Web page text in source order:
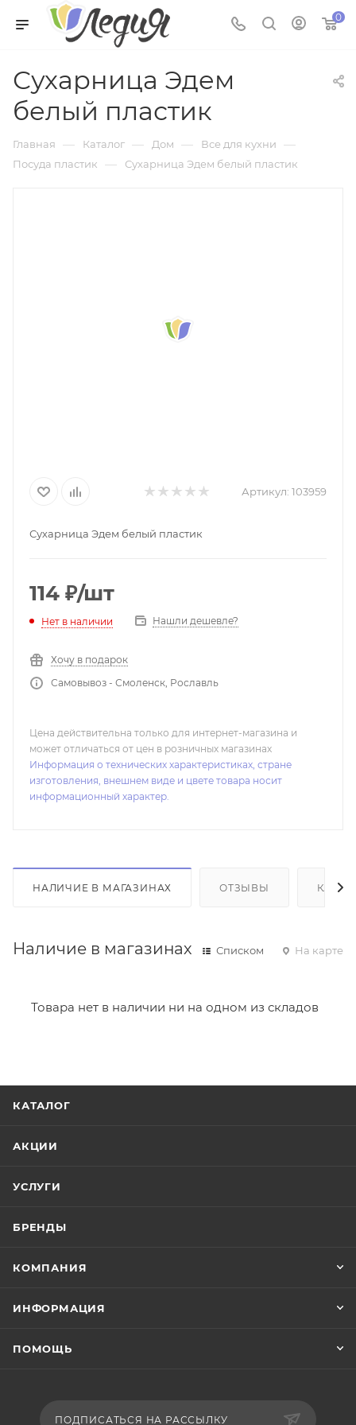
0
Сухарница Эдем
белый пластик
Главная — Каталог — Дом — Все для кухни —
Посуда пластик — Сухарница Эдем белый пластик
Артикул: 103959
Сухарница Эдем белый пластик
114 ₽/шт
Нет в наличии Нашли дешевле?
Хочу в подарок
Самовывоз - Смоленск, Рославль
Цена действительна только для интернет-магазина и
может отличаться от цен в розничных магазинах
Информация о технических характеристиках, стране
изготовления, внешнем виде и цвете товара носит
информационный характер.
НАЛИЧИЕ В МАГАЗИНАХ ОТЗЫВЫ КАК
Наличие в магазинах Списком На карте
Товара нет в наличии ни на одном из складов
КАТАЛОГ
АКЦИИ
УСЛУГИ
БРЕНДЫ
КОМПАНИЯ
ИНФОРМАЦИЯ
ПОМОЩЬ
ПОДПИСАТЬСЯ НА РАССЫЛКУ